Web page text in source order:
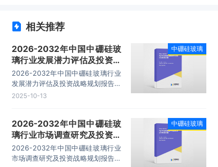
相关推荐
2026-2032年中国中硼硅玻
璃行业发展潜力评估及投资战
略规划报告
2026-2032年中国中硼硅玻璃行业
发展潜力评估及投资战略规划报告，
主要包括行业竞争格局分析、重点企
2025-10-13
中硼硅玻璃
2026-2032年中国中硼硅玻
璃行业市场调查研究及投资战
略规划报告
2026-2032年中国中硼硅玻璃行业
市场调查研究及投资战略规划报告，
中硼硅玻璃